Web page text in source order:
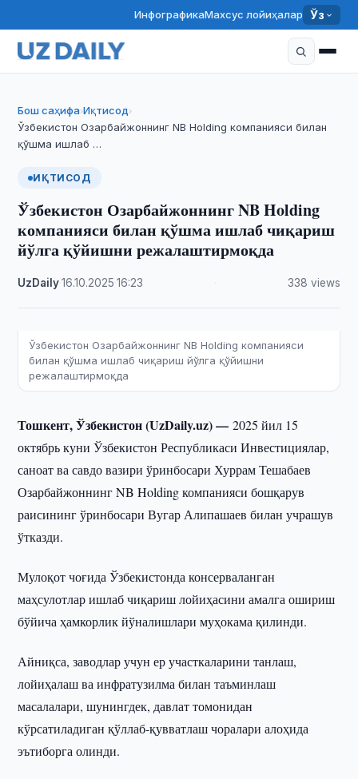
ИнфографикаМахсус лойиҳалар Ўз
Бош саҳифа›Иқтисод›
Ўзбекистон Озарбайжоннинг NB Holding компанияси билан
қўшма ишлаб …
ИҚТИСОД
Ўзбекистон Озарбайжоннинг NB Holding
компанияси билан қўшма ишлаб чиқариш
йўлга қўйишни режалаштирмоқда
UzDaily·16.10.2025 ·16:23 338 views
Ўзбекистон Озарбайжоннинг NB Holding компанияси
билан қўшма ишлаб чиқариш йўлга қўйишни
режалаштирмоқда
Тошкент, Ўзбекистон (UzDaily.uz) —2025 йил 15
октябрь куни Ўзбекистон Республикаси Инвестициялар,
саноат ва савдо вазири ўринбосари Хуррам Тешабаев
Озарбайжоннинг NB Holding компанияси бошқарув
раисининг ўринбосари Вугар Алипашаев билан учрашув
ўтказди.
Мулоқот чоғида Ўзбекистонда консерваланган
маҳсулотлар ишлаб чиқариш лойиҳасини амалга ошириш
бўйича ҳамкорлик йўналишлари муҳокама қилинди.
Айниқса, заводлар учун ер участкаларини танлаш,
лойиҳалаш ва инфратузилма билан таъминлаш
масалалари, шунингдек, давлат томонидан
кўрсатиладиган қўллаб-қувватлаш чоралари алоҳида
эътиборга олинди.